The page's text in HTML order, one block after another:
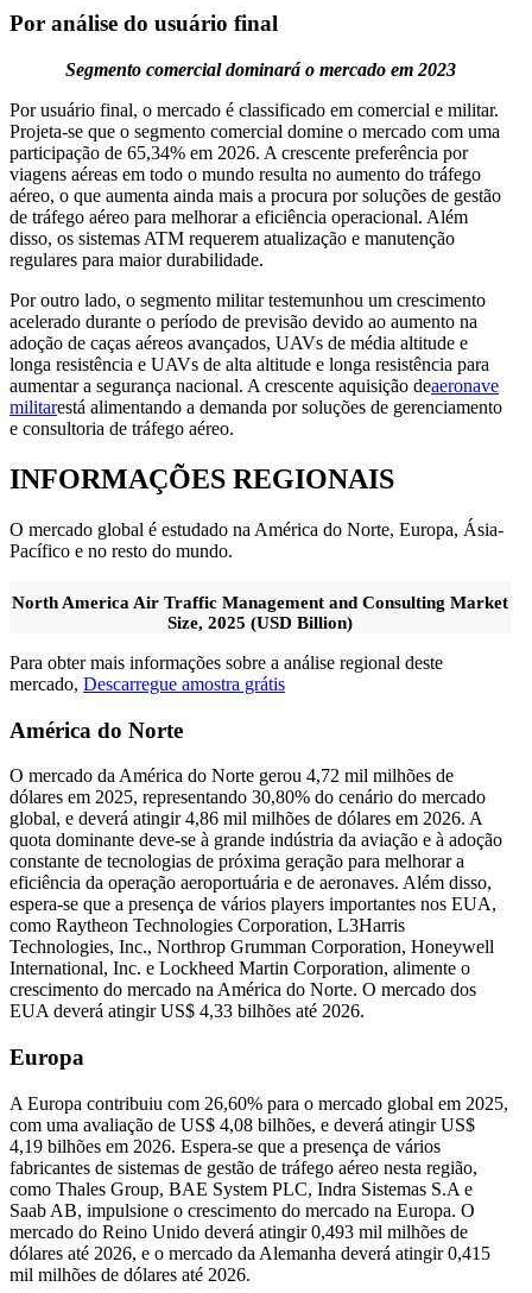
Por análise do usuário final
Segmento comercial dominará o mercado em 2023
Por usuário final, o mercado é classificado em comercial e militar.
Projeta-se que o segmento comercial domine o mercado com uma
participação de 65,34% em 2026. A crescente preferência por
viagens aéreas em todo o mundo resulta no aumento do tráfego
aéreo, o que aumenta ainda mais a procura por soluções de gestão
de tráfego aéreo para melhorar a eficiência operacional. Além
disso, os sistemas ATM requerem atualização e manutenção
regulares para maior durabilidade.
Por outro lado, o segmento militar testemunhou um crescimento
acelerado durante o período de previsão devido ao aumento na
adoção de caças aéreos avançados, UAVs de média altitude e
longa resistência e UAVs de alta altitude e longa resistência para
aumentar a segurança nacional. A crescente aquisição deaeronave
militarestá alimentando a demanda por soluções de gerenciamento
e consultoria de tráfego aéreo.
INFORMAÇÕES REGIONAIS
O mercado global é estudado na América do Norte, Europa, Ásia-
Pacífico e no resto do mundo.
North America Air Traffic Management and Consulting Market
Size, 2025 (USD Billion)
Para obter mais informações sobre a análise regional deste
mercado, Descarregue amostra grátis
América do Norte
O mercado da América do Norte gerou 4,72 mil milhões de
dólares em 2025, representando 30,80% do cenário do mercado
global, e deverá atingir 4,86 ​​mil milhões de dólares em 2026. A
quota dominante deve-se à grande indústria da aviação e à adoção
constante de tecnologias de próxima geração para melhorar a
eficiência da operação aeroportuária e de aeronaves. Além disso,
espera-se que a presença de vários players importantes nos EUA,
como Raytheon Technologies Corporation, L3Harris
Technologies, Inc., Northrop Grumman Corporation, Honeywell
International, Inc. e Lockheed Martin Corporation, alimente o
crescimento do mercado na América do Norte. O mercado dos
EUA deverá atingir US$ 4,33 bilhões até 2026.
Europa
A Europa contribuiu com 26,60% para o mercado global em 2025,
com uma avaliação de US$ 4,08 bilhões, e deverá atingir US$
4,19 bilhões em 2026. Espera-se que a presença de vários
fabricantes de sistemas de gestão de tráfego aéreo nesta região,
como Thales Group, BAE System PLC, Indra Sistemas S.A e
Saab AB, impulsione o crescimento do mercado na Europa. O
mercado do Reino Unido deverá atingir 0,493 mil milhões de
dólares até 2026, e o mercado da Alemanha deverá atingir 0,415
mil milhões de dólares até 2026.